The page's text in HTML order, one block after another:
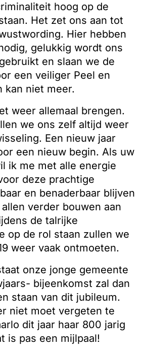
hoog op de
Het zet ons aan tot
Hier hebben
gelukkig wordt ons
en slaan we de
een veiliger Peel en
kan niet meer.
weer allemaal brengen.
we ons zelf altijd weer
Een nieuw jaar
een nieuw begin. Als uw
ik me met alle energie
deze prachtige
en benaderbaar blijven
verder bouwen aan
de talrijke
op de rol staan zullen we
weer vaak ontmoeten.
onze jonge gemeente
bijeenkomst zal dan
staan van dit jubileum.
niet moet vergeten te
dit jaar haar 800 jarig
is pas een mijlpaal!